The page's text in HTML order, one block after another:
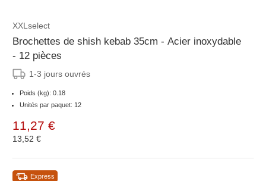
XXLselect
Brochettes de shish kebab 35cm - Acier inoxydable
- 12 pièces
1-3 jours ouvrés
Poids (kg): 0.18
Unités par paquet: 12
11,27 €
13,52 €
Express